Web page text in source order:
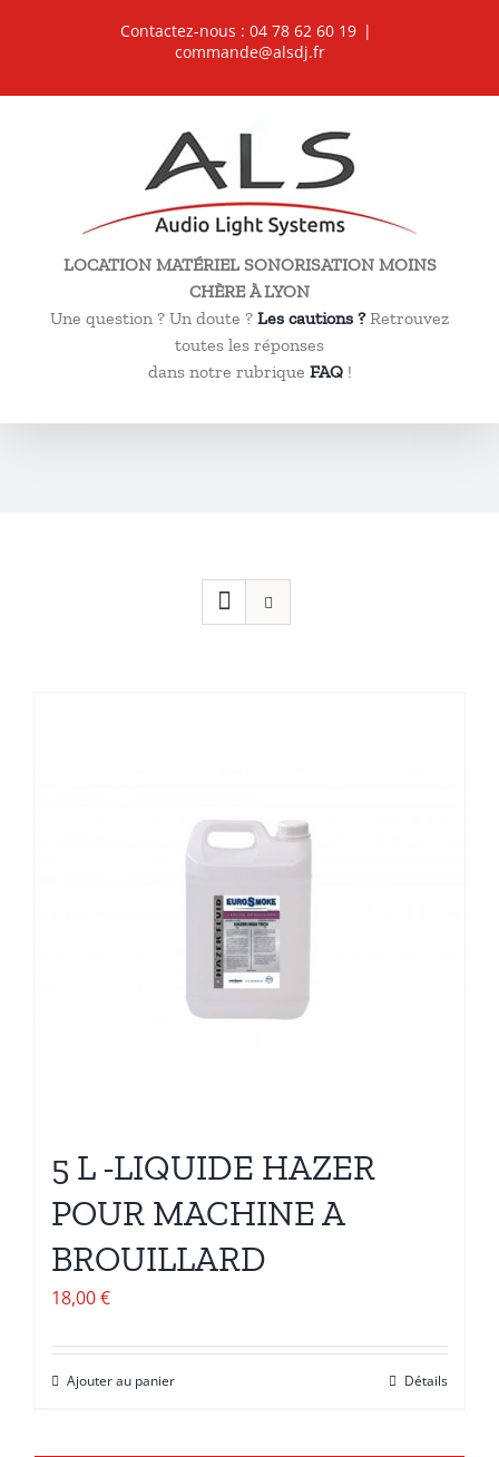
Contactez-nous : 04 78 62 60 19 |
commande@alsdj.fr
LOCATION MATÉRIEL SONORISATION MOINS
CHÈRE À LYON
Une question ? Un doute ? Les cautions ?Retrouvez
toutes les réponses
dans notre rubrique FAQ!
5 L -LIQUIDE HAZER
POUR MACHINE A
BROUILLARD
18,00€
Ajouter au panier Détails